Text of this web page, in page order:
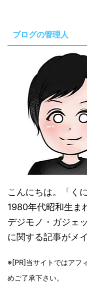
ブログの管理人
こんにちは。「く
1980年代昭和生ま
デジモノ・ガジェ
に関する記事がメ
※[PR]当サイトではアフ
めご了承下さい。